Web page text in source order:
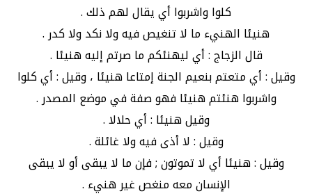
كلوا واشربوا أي يقال لهم ذلك .
هنيئا الهنيء ما لا تنغيص فيه ولا نكد ولا كدر .
قال الزجاج : أي ليهنئكم ما صرتم إليه هنيئا .
وقيل : أي متعتم بنعيم الجنة إمتاعا هنيئا ، وقيل : أي كلوا
واشربوا هنئتم هنيئا فهو صفة في موضع المصدر .
وقيل هنيئا : أي حلالا .
وقيل : لا أذى فيه ولا غائلة .
وقيل : هنيئا أي لا تموتون ; فإن ما لا يبقى أو لا يبقى
الإنسان معه منغص غير هنيء .